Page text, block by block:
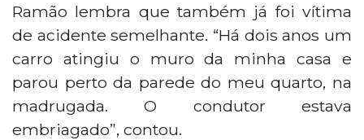
Ramão lembra que também já foi vítima
de acidente semelhante. “Há dois anos um
carro atingiu o muro da minha casa e
parou perto da parede do meu quarto, na
madrugada. O condutor estava
embriagado”, contou.